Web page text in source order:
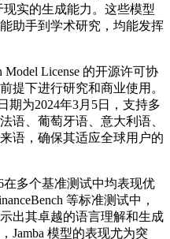
现实的生成能力。这些模型
助手到学术研究，均能发挥
Model License 的开源许可协
提下进行研究和商业使用。
期为2024年3月5日，支持多
语、葡萄牙语、意大利语、
语，确保其适应全球用户的
在多个基准测试中均表现优
等标准测试中，
出其卓越的语言理解和生成
Jamba 模型的表现尤为突